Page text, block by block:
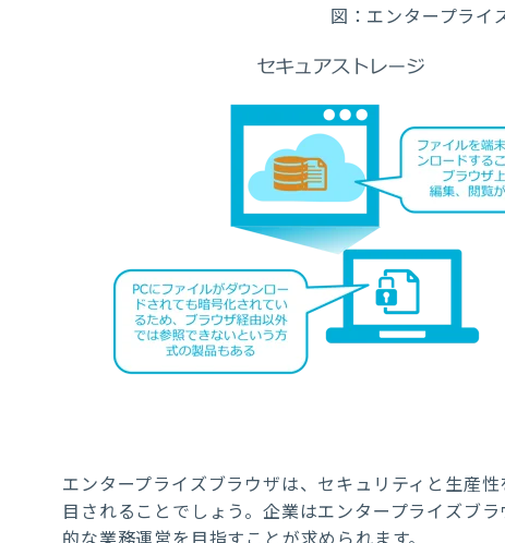
図：エンタープライ
エンタープライズブラウザは、セキュリティと生産
目されることでしょう。企業はエンタープライズブ
的な業務運営を目指すことが求められます。